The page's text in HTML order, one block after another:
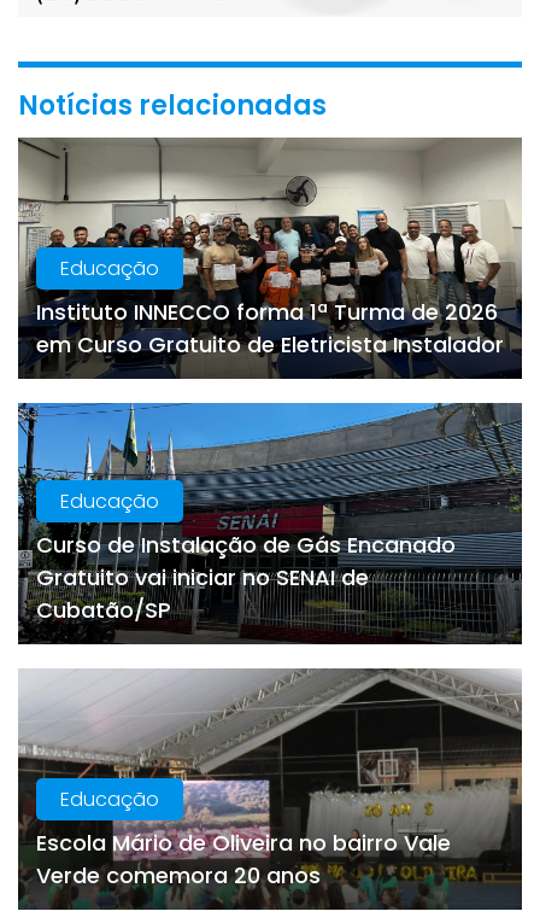
Notícias relacionadas
Educação
Instituto INNECCO forma 1ª Turma de 2026
em Curso Gratuito de Eletricista Instalador
Educação
Curso de Instalação de Gás Encanado
Gratuito vai iniciar no SENAI de
Cubatão/SP
Educação
Escola Mário de Oliveira no bairro Vale
Verde comemora 20 anos